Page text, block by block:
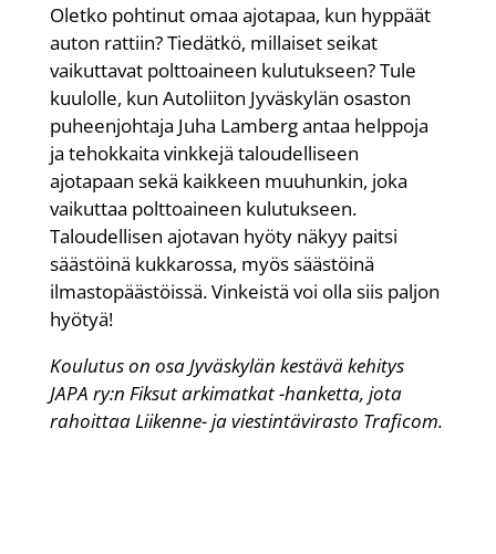
Oletko pohtinut omaa ajotapaa, kun hyppäät
auton rattiin? Tiedätkö, millaiset seikat
vaikuttavat polttoaineen kulutukseen? Tule
kuulolle, kun Autoliiton Jyväskylän osaston
puheenjohtaja Juha Lamberg antaa helppoja
ja tehokkaita vinkkejä taloudelliseen
ajotapaan sekä kaikkeen muuhunkin, joka
vaikuttaa polttoaineen kulutukseen.
Taloudellisen ajotavan hyöty näkyy paitsi
säästöinä kukkarossa, myös säästöinä
ilmastopäästöissä. Vinkeistä voi olla siis paljon
hyötyä!
Koulutus on osa Jyväskylän kestävä kehitys
JAPA ry:n Fiksut arkimatkat -hanketta, jota
rahoittaa Liikenne- ja viestintävirasto Traficom.